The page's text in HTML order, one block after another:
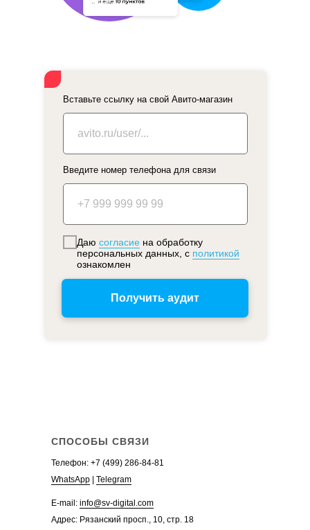
Вставьте ссылку на свой Авито-магазин
Введите номер телефона для связи
Даю согласие на обработку
персональных данных, с политикой
ознакомлен
Получить аудит
+
СПОСОБЫ СВЯЗИ
Телефон: +7 (499) 286-84-81
WhatsApp
Telegram
E-mail: info@sv-digital.com
Адрес: Рязанский просп., 10, стр. 18
Ведение контекстной рекламы
Настройка контекстной рекламы
Стоимость контекстной рекламы
Заказать контекстную рекламу
Ведение рекламы в Яндекс.Директ
Настройка рекламы в Яндекс.Директ
Заказать рекламу в Яндекс.Директ